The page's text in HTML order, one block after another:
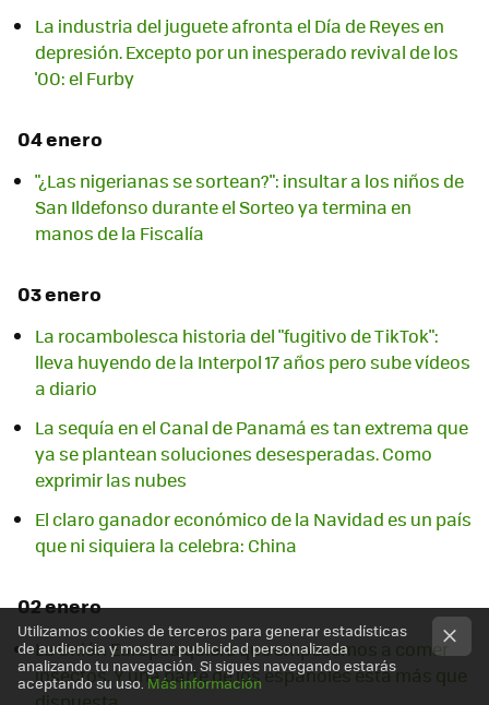
La industria del juguete afronta el Día de Reyes en
depresión. Excepto por un inesperado revival de los
'00: el Furby
04 enero
"¿Las nigerianas se sortean?": insultar a los niños de
San Ildefonso durante el Sorteo ya termina en
manos de la Fiscalía
03 enero
La rocambolesca historia del "fugitivo de TikTok":
lleva huyendo de la Interpol 17 años pero sube vídeos
a diario
La sequía en el Canal de Panamá es tan extrema que
ya se plantean soluciones desesperadas. Como
exprimir las nubes
El claro ganador económico de la Navidad es un país
que ni siquiera la celebra: China
02 enero
La Unión Europea quiere que empecemos a comer
insectos. Y una parte de los españoles está más que
Utilizamos cookies de terceros para generar estadísticas
de audiencia y mostrar publicidad personalizada
analizando tu navegación. Si sigues navegando estarás
aceptando su uso.Más información